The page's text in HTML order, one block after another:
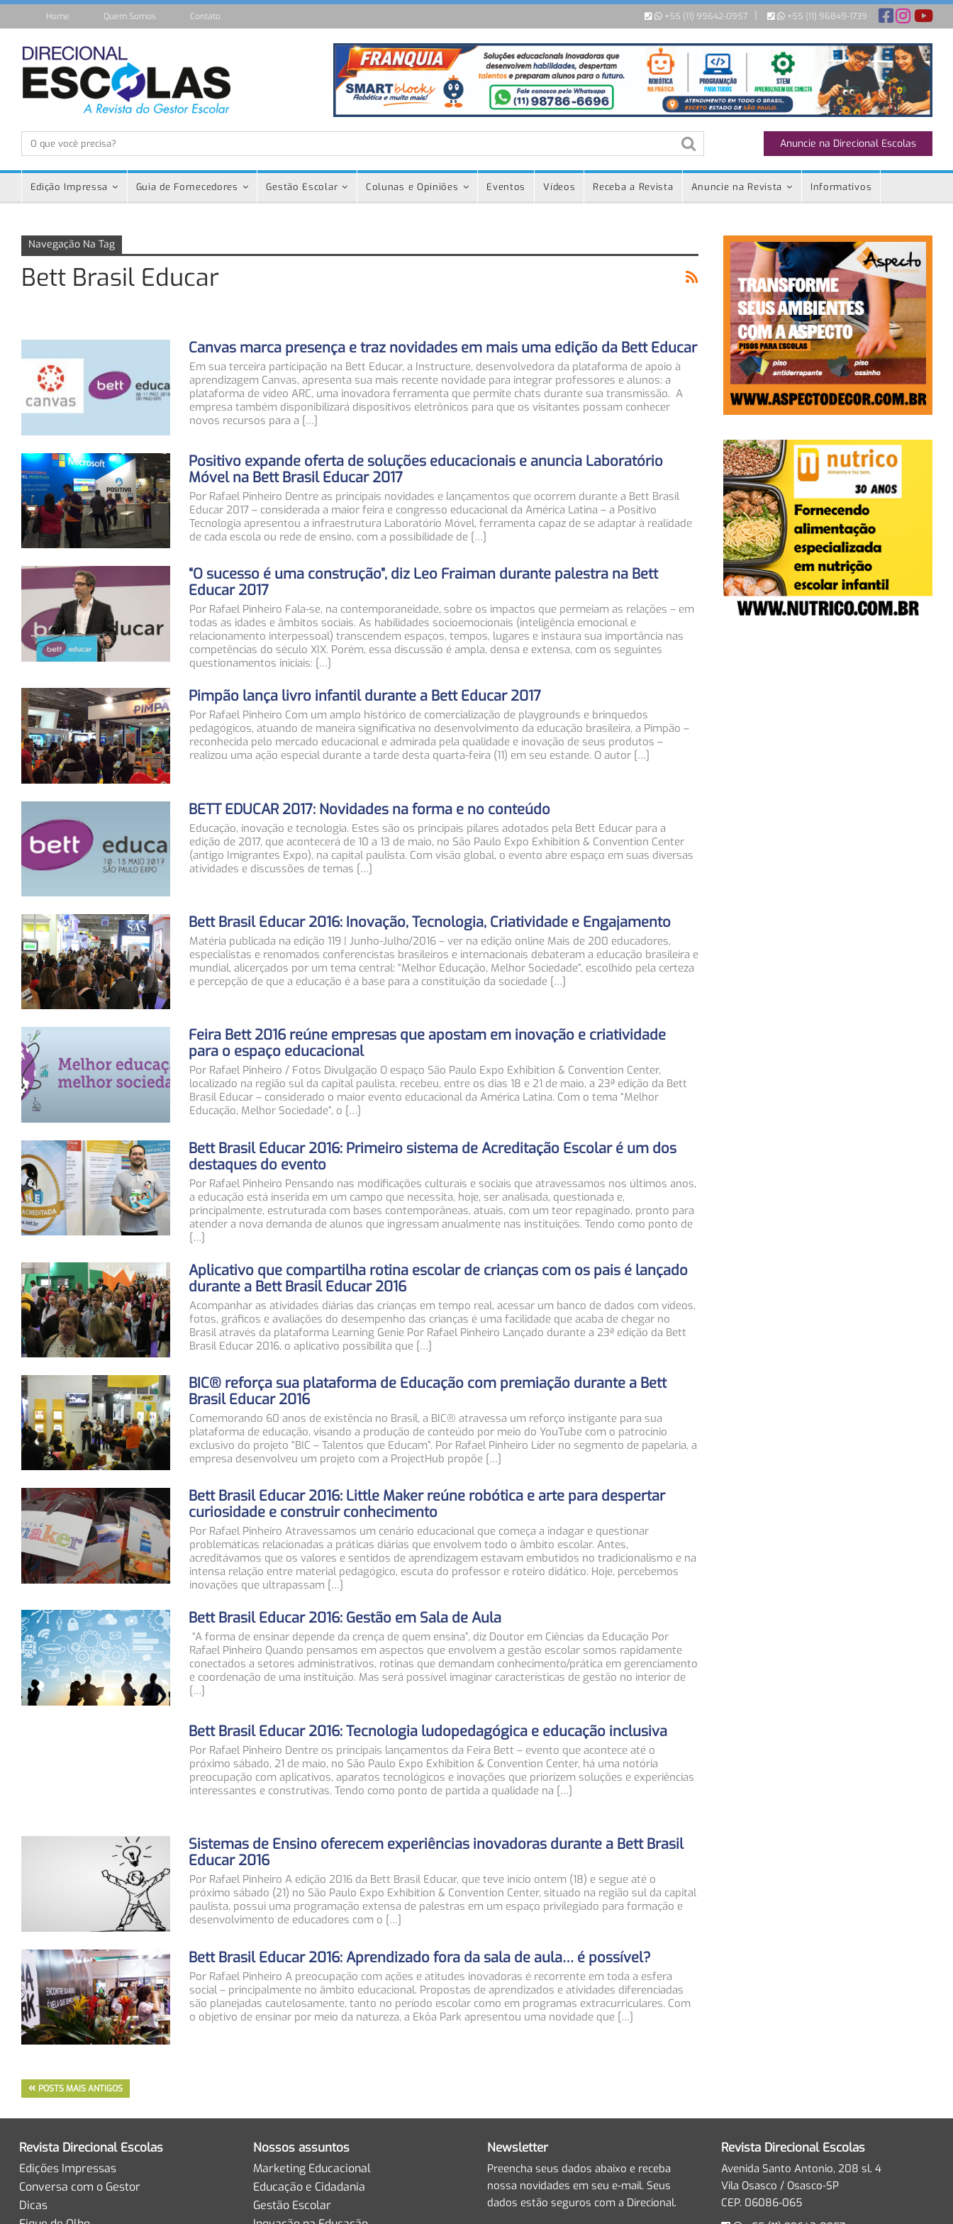
+55 (11) 99642-0957 +55 (11) 96849-1739
Home Quem Somos Contato
Anuncie na Direcional Escolas
Edição Impressa Guia de Fornecedores Gestão Escolar Colunas e Opiniões Eventos Vídeos Receba a Revista Anuncie na Revista Informativos
Navegação Na Tag
Bett Brasil Educar
Canvas marca presença e traz novidades em mais uma edição da Bett Educar
Em sua terceira participação na Bett Educar, a Instructure, desenvolvedora da plataforma de apoio à
aprendizagem Canvas, apresenta sua mais recente novidade para integrar professores e alunos: a
plataforma de vídeo ARC, uma inovadora ferramenta que permite chats durante sua transmissão. A
empresa também disponibilizará dispositivos eletrônicos para que os visitantes possam conhecer
novos recursos para a […]
Positivo expande oferta de soluções educacionais e anuncia Laboratório
Móvel na Bett Brasil Educar 2017
Por Rafael Pinheiro Dentre as principais novidades e lançamentos que ocorrem durante a Bett Brasil
Educar 2017 – considerada a maior feira e congresso educacional da América Latina – a Positivo
Tecnologia apresentou a infraestrutura Laboratório Móvel, ferramenta capaz de se adaptar à realidade
de cada escola ou rede de ensino, com a possibilidade de […]
“O sucesso é uma construção”, diz Leo Fraiman durante palestra na Bett
Educar 2017
Por Rafael Pinheiro Fala-se, na contemporaneidade, sobre os impactos que permeiam as relações – em
todas as idades e âmbitos sociais. As habilidades socioemocionais (inteligência emocional e
relacionamento interpessoal) transcendem espaços, tempos, lugares e instaura sua importância nas
competências do século XIX. Porém, essa discussão é ampla, densa e extensa, com os seguintes
questionamentos iniciais: […]
Pimpão lança livro infantil durante a Bett Educar 2017
Por Rafael Pinheiro Com um amplo histórico de comercialização de playgrounds e brinquedos
pedagógicos, atuando de maneira significativa no desenvolvimento da educação brasileira, a Pimpão –
reconhecida pelo mercado educacional e admirada pela qualidade e inovação de seus produtos –
realizou uma ação especial durante a tarde desta quarta-feira (11) em seu estande. O autor […]
BETT EDUCAR 2017: Novidades na forma e no conteúdo
Educação, inovação e tecnologia. Estes são os principais pilares adotados pela Bett Educar para a
edição de 2017, que acontecerá de 10 a 13 de maio, no São Paulo Expo Exhibition & Convention Center
(antigo Imigrantes Expo), na capital paulista. Com visão global, o evento abre espaço em suas diversas
atividades e discussões de temas […]
Bett Brasil Educar 2016: Inovação, Tecnologia, Criatividade e Engajamento
Matéria publicada na edição 119 | Junho-Julho/2016 – ver na edição online Mais de 200 educadores,
especialistas e renomados conferencistas brasileiros e internacionais debateram a educação brasileira e
mundial, alicerçados por um tema central: “Melhor Educação, Melhor Sociedade”, escolhido pela certeza
e percepção de que a educação é a base para a constituição da sociedade […]
Feira Bett 2016 reúne empresas que apostam em inovação e criatividade
para o espaço educacional
Por Rafael Pinheiro / Fotos Divulgação O espaço São Paulo Expo Exhibition & Convention Center,
localizado na região sul da capital paulista, recebeu, entre os dias 18 e 21 de maio, a 23ª edição da Bett
Brasil Educar – considerado o maior evento educacional da América Latina. Com o tema “Melhor
Educação, Melhor Sociedade”, o […]
Bett Brasil Educar 2016: Primeiro sistema de Acreditação Escolar é um dos
destaques do evento
Por Rafael Pinheiro Pensando nas modificações culturais e sociais que atravessamos nos últimos anos,
a educação está inserida em um campo que necessita, hoje, ser analisada, questionada e,
principalmente, estruturada com bases contemporâneas, atuais, com um teor repaginado, pronto para
atender a nova demanda de alunos que ingressam anualmente nas instituições. Tendo como ponto de
[…]
Aplicativo que compartilha rotina escolar de crianças com os pais é lançado
durante a Bett Brasil Educar 2016
Acompanhar as atividades diárias das crianças em tempo real, acessar um banco de dados com vídeos,
fotos, gráficos e avaliações do desempenho das crianças é uma facilidade que acaba de chegar no
Brasil através da plataforma Learning Genie Por Rafael Pinheiro Lançado durante a 23ª edição da Bett
Brasil Educar 2016, o aplicativo possibilita que […]
BIC® reforça sua plataforma de Educação com premiação durante a Bett
Brasil Educar 2016
Comemorando 60 anos de existência no Brasil, a BIC® atravessa um reforço instigante para sua
plataforma de educação, visando a produção de conteúdo por meio do YouTube com o patrocínio
exclusivo do projeto “BIC – Talentos que Educam”. Por Rafael Pinheiro Líder no segmento de papelaria, a
empresa desenvolveu um projeto com a ProjectHub propõe […]
Bett Brasil Educar 2016: Little Maker reúne robótica e arte para despertar
curiosidade e construir conhecimento
Por Rafael Pinheiro Atravessamos um cenário educacional que começa a indagar e questionar
problemáticas relacionadas a práticas diárias que envolvem todo o âmbito escolar. Antes,
acreditávamos que os valores e sentidos de aprendizagem estavam embutidos no tradicionalismo e na
intensa relação entre material pedagógico, escuta do professor e roteiro didático. Hoje, percebemos
inovações que ultrapassam […]
Bett Brasil Educar 2016: Gestão em Sala de Aula
“A forma de ensinar depende da crença de quem ensina”, diz Doutor em Ciências da Educação Por
Rafael Pinheiro Quando pensamos em aspectos que envolvem a gestão escolar somos rapidamente
conectados a setores administrativos, rotinas que demandam conhecimento/prática em gerenciamento
e coordenação de uma instituição. Mas será possível imaginar características de gestão no interior de
[…]
Bett Brasil Educar 2016: Tecnologia ludopedagógica e educação inclusiva
Por Rafael Pinheiro Dentre os principais lançamentos da Feira Bett – evento que acontece até o
próximo sábado, 21 de maio, no São Paulo Expo Exhibition & Convention Center, há uma notória
preocupação com aplicativos, aparatos tecnológicos e inovações que priorizem soluções e experiências
interessantes e construtivas. Tendo como ponto de partida a qualidade na […]
Sistemas de Ensino oferecem experiências inovadoras durante a Bett Brasil
Educar 2016
Por Rafael Pinheiro A edição 2016 da Bett Brasil Educar, que teve início ontem (18) e segue até o
próximo sábado (21) no São Paulo Expo Exhibition & Convention Center, situado na região sul da capital
paulista, possui uma programação extensa de palestras em um espaço privilegiado para formação e
desenvolvimento de educadores com o […]
Bett Brasil Educar 2016: Aprendizado fora da sala de aula… é possível?
Por Rafael Pinheiro A preocupação com ações e atitudes inovadoras é recorrente em toda a esfera
social – principalmente no âmbito educacional. Propostas de aprendizados e atividades diferenciadas
são planejadas cautelosamente, tanto no período escolar como em programas extracurriculares. Com
o objetivo de ensinar por meio da natureza, a Ekôa Park apresentou uma novidade que […]
POSTS MAIS ANTIGOS
Revista Direcional Escolas
Edições Impressas
Conversa com o Gestor
Dicas
Nossos assuntos
Marketing Educacional
Educação e Cidadania
Gestão Escolar
Newsletter
Preencha seus dados abaixo e receba
nossa novidades em seu e-mail. Seus
dados estão seguros com a Direcional.
Revista Direcional Escolas
Avenida Santo Antonio, 208 sl. 4
Vila Osasco / Osasco-SP
CEP. 06086-065